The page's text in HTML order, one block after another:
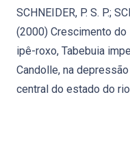
SCHNEIDER, P. S. P.;
(2000) Crescimento do
ipê-roxo, Tabebuia
Candolle, na depressão
central do estado do